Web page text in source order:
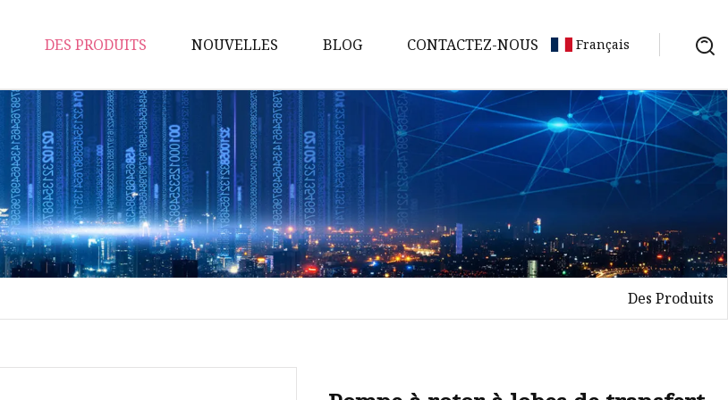
DES PRODUITS
Pompes sanitaires
Pompe à lobes rotatifs
Pompe à vis
Pompe à turbine flexible
Pompe centrifuge
Vannes sanitaires
NOUVELLES BLOG CONTACTEZ-NOUS Français
Des Produits